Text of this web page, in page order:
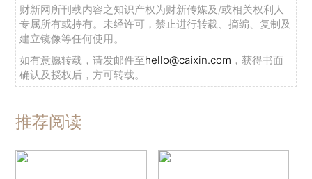
财新网所刊载内容之知识产权为财新传媒及/或相关权利人
专属所有或持有。未经许可，禁止进行转载、摘编、复制及
建立镜像等任何使用。
如有意愿转载，请发邮件至hello@caixin.com ，获得书面
确认及授权后，方可转载。
推荐阅读